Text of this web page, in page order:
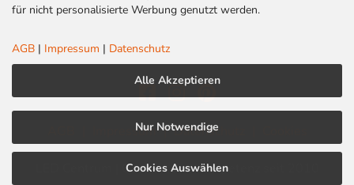
für nicht personalisierte Werbung genutzt werden.
AGB | Impressum | Datenschutz
Alle Akzeptieren
Nur Notwendige
Cookies Auswählen
Impressum | Datenschutz
LED Centrum | Qualität und Kompetenz seit 2010